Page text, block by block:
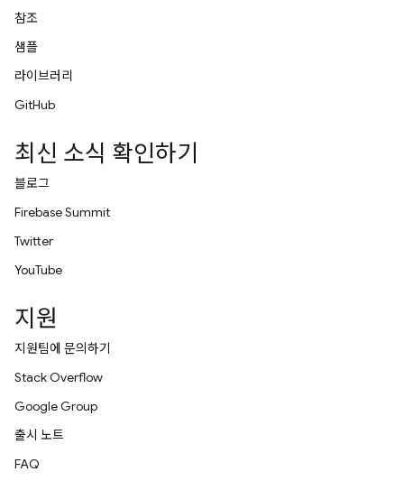
참조
샘플
라이브러리
GitHub
최신 소식 확인하기
블로그
Firebase Summit
Twitter
YouTube
지원
지원팀에 문의하기
Stack Overflow
Google Group
출시 노트
FAQ